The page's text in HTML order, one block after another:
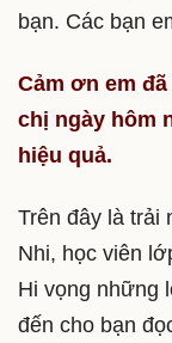
bạn. Các bạn
Cảm ơn em
chị ngày hôm
hiệu quả.
Trên đây là trải
Nhi, học viên
Hi vọng những
đến cho bạn